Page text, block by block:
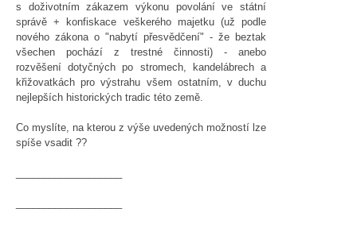
s doživotním zákazem výkonu povolání ve státní
správě + konfiskace veškerého majetku (už podle
nového zákona o "nabytí přesvědčení" - že beztak
všechen pochází z trestné činnosti) - anebo
rozvěšení dotyčných po stromech, kandelábrech a
křižovatkách pro výstrahu všem ostatním, v duchu
nejlepších historických tradic této země.
Co myslíte, na kterou z výše uvedených možností lze
spíše vsadit ??